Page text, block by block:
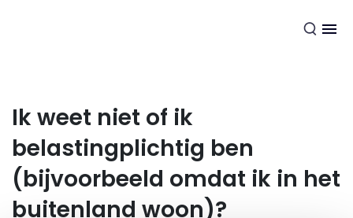
Ik weet niet of ik
belastingplichtig ben
(bijvoorbeeld omdat ik in het
buitenland woon)?